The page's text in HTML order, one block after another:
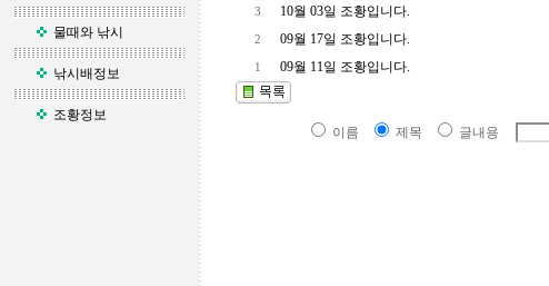
물때와 낚시
낚시배정보
조황정보
3 10월 03일 조황입니다.
2 09월 17일 조황입니다.
1 09월 11일 조황입니다.
이름 제목 글내용